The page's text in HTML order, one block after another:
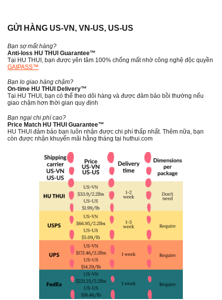
GỬI HÀNG US-VN, VN-US, US-US
Bạn sợ mất hàng?
Anti-loss HU THUI Guarantee™
Tại HU THUI, bạn được yên tâm 100% chống mất nhờ công nghệ độc quyền
GAIPASS™
Bạn lo giao hàng chậm?
On-time HU THUI Delivery™
Tại HU THUI, bạn có thể theo dõi hàng và được đảm bảo bồi thường nếu
giao chậm hơn thời gian quy định
​Bạn ngại chi phí cao?
Price Match HU THUI Guarantee™
HU THUI đảm bảo bạn luôn nhận được chi phí thấp nhất. Thêm nữa, bạn
còn được nhận khuyến mãi hằng tháng tại huthui.com